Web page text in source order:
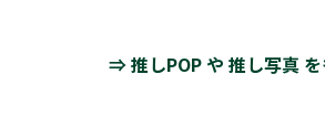
⇒ 推しPOP や 推し写真